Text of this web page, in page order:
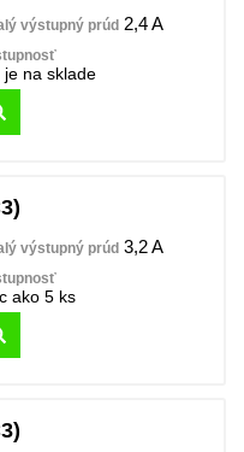
2,4 A
je na sklade
3,2 A
ako 5 ks